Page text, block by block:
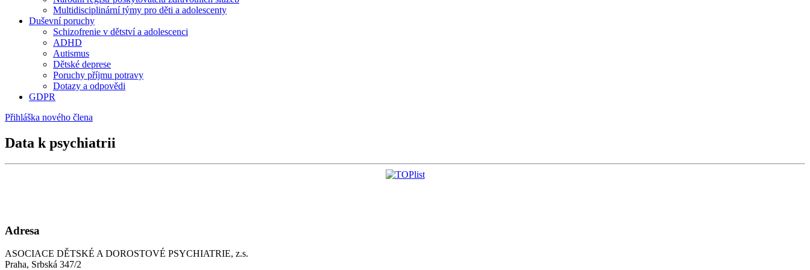
Multidisciplinární týmy pro děti a adolescenty
Duševní poruchy
Schizofrenie v dětství a adolescenci
ADHD
Autismus
Dětské deprese
Poruchy příjmu potravy
Dotazy a odpovědi
GDPR
Přihláška nového člena
Data k psychiatrii
Adresa
ASOCIACE DĚTSKÉ A DOROSTOVÉ PSYCHIATRIE, z.s.
Praha, Srbská 347/2